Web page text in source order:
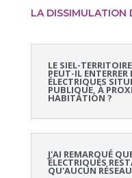
LA DISSIMULATION
LE SIEL-
PEUT-IL ENTERRER
ÉLECTRIQUES
PUBLIQUE, À
HABITATION ?
J'AI REMARQUÉ
ÉLECTRIQUES
QU'AUCUN